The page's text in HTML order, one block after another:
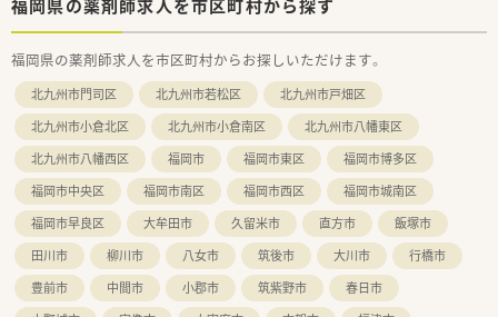
■フィットネスクラブや漢方専門店とのコラボ店舗を出店して
す。
【こんな方が活躍中】
■子育てをしながら時短勤務制度を活用し、プライベートと責任
ある薬剤師業務を上手に両立させている方が多数活躍しており
ます。
■新卒入社から着実にキャリアを積み、入社数年で管理薬剤師や
ブロック長などのリーダー職を任されている若手社員も多いで
す。
■ドラッグストア併設店での経験を活かし、OTC販売や健康相談
を通じて地域住民のセルフメディケーションを支える方が多い
です。
福岡県の薬剤師求人を市区町村から探す
福岡県の薬剤師求人を市区町村からお探しいただけます。
北九州市門司区 北九州市若松区
北九州市戸畑区
北九州市小倉北区
北九州市小倉南区
北九州市八幡東区
北九州市八幡西区
福岡市 福岡市東区
福岡市博多区
福岡市中央区
福岡市南区 福岡市西区
福岡市城南区
福岡市早良区
大牟田市 久留米市 直方市
飯塚市
田川市
柳川市 八女市 筑後市 大川市
行橋市
豊前市
中間市 小郡市 筑紫野市
春日市